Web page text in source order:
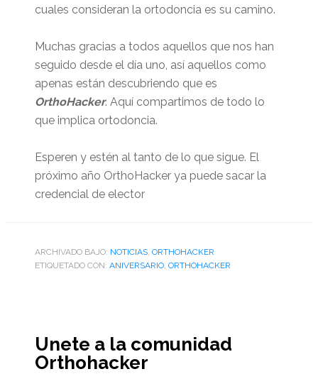
cuales consideran la ortodoncia es su camino.
Muchas gracias a todos aquellos que nos han
seguido desde el día uno, así aquellos como
apenas están descubriendo que es
OrthoHacker. Aquí compartimos de todo lo
que implica ortodoncia.
Esperen y estén al tanto de lo que sigue. El
próximo año OrthoHacker ya puede sacar la
credencial de elector
ARCHIVADO BAJO: NOTICIAS, ORTHOHACKER
ETIQUETADO CON: ANIVERSARIO, ORTHOHACKER
Unete a la comunidad
Orthohacker